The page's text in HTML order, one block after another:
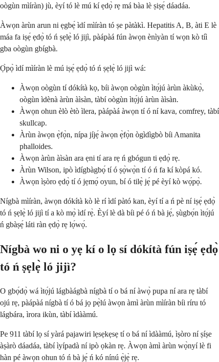
oògùn mìíràn) jù, èyí tó lè mú kí ẹdọ̀ rẹ má bàa lè ṣiṣẹ́ dáadáa.
Àwọn àrùn arun ni ẹgbẹ́ ìdí mìíràn tó ṣe pàtàkì. Hepatitis A, B, àti E lè
máa fa iṣẹ́ ẹdọ̀ tó ń ṣẹlẹ̀ ló jijì, pàápàá fún àwọn ènìyàn tí wọn kò tíì
gba oògùn gbígbà.
Ọ̀pọ̀ ìdí mìíràn lè mú iṣẹ́ ẹdọ̀ tó ń ṣẹlẹ̀ ló jijì wá:
Àwọn oògùn tí dókítà kọ, bíi àwọn oògùn ìtọ́jú àrùn àkùkọ̀,
oògùn ìdènà àrùn àìsàn, tàbí oògùn ìtọ́jú àrùn àìsàn.
Àwọn ohun èlò ètò ìlera, pàápàá àwọn tí ó ní kava, comfrey, tàbí
skullcap.
Àrùn àwọn ẹ̀fọ̀n, nípa jíjẹ́ àwọn ẹ̀fọ̀n ògìdìgbò bíi Amanita
phalloides.
Àwọn àrùn àìsàn ara ẹni tí ara rẹ ń gbógun ti ẹdọ̀ rẹ.
Àrùn Wilson, ipò ìdígbàgbọ́ tí ó ṣọ̀wọ̀n tí ó ń fa kí kòpá kó.
Àwọn ìṣòro ẹdọ̀ tí ó jẹmọ́ oyun, bí ó tilẹ̀ jẹ́ pé èyí kò wọ́pọ̀.
Nígbà mìíràn, àwọn dókítà kò lè rí ìdí pàtó kan, èyí tí a ń pè ní iṣẹ́ ẹdọ̀
tó ń ṣẹlẹ̀ ló jijì tí a kò mọ̀ ìdí rẹ̀. Èyí lè dà bíi pé ó ń bà jẹ́, ṣùgbọ́n ìtọ́jú
ń gbàṣẹ́ láti ràn ẹdọ̀ rẹ lọ́wọ́.
Nígbà wo ni o yẹ kí o lọ sí dókítà fún iṣẹ́ ẹdọ̀
tó ń ṣẹlẹ̀ ló jijì?
O gbọ́dọ̀ wá ìtọ́jú lágbàágbà nígbà tí o bá ní àwọ̀ pupa ní ara rẹ tàbí
ojú rẹ, pàápàá nígbà tí ó bá jọ pẹ̀lú àwọn àmì àrùn mìíràn bíi ríru tó
lágbára, ìrora ikùn, tàbí ìdààmú.
Pe 911 tàbí lọ sí yàrá pajawiri lẹsẹkẹsẹ tí o bá ní ìdààmú, ìṣòro ní ṣíṣe
àṣàrò dáadáa, tàbí ìyípadà ní ipò ọkàn rẹ. Àwọn àmì àrùn wọ̀nyí lè fi
hàn pé àwọn ohun tó ń bà jẹ́ ń kó nínú ẹ̀jẹ̀ rẹ.